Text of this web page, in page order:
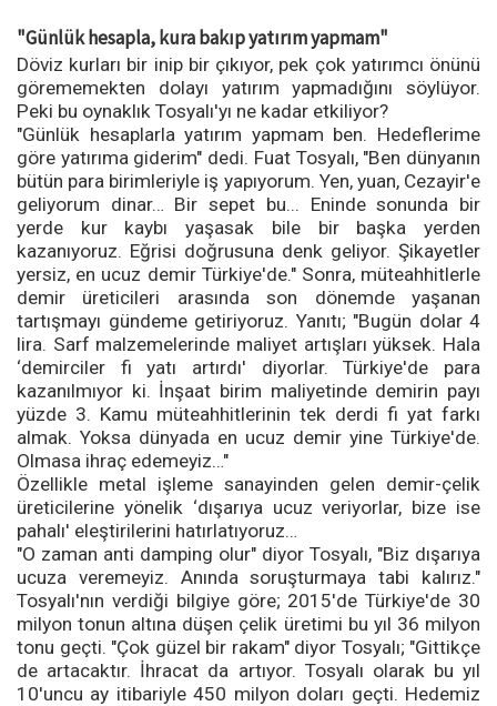
"Günlük hesapla, kura bakıp yatırım yapmam"
Döviz kurları bir inip bir çıkıyor, pek çok yatırımcı önünü
görememekten dolayı yatırım yapmadığını söylüyor.
Peki bu oynaklık Tosyalı'yı ne kadar etkiliyor?
"Günlük hesaplarla yatırım yapmam ben. Hedeflerime
göre yatırıma giderim" dedi. Fuat Tosyalı, "Ben dünyanın
bütün para birimleriyle iş yapıyorum. Yen, yuan, Cezayir'e
geliyorum dinar… Bir sepet bu... Eninde sonunda bir
yerde kur kaybı yaşasak bile bir başka yerden
kazanıyoruz. Eğrisi doğrusuna denk geliyor. Şikayetler
yersiz, en ucuz demir Türkiye'de." Sonra, müteahhitlerle
demir üreticileri arasında son dönemde yaşanan
tartışmayı gündeme getiriyoruz. Yanıtı; "Bugün dolar 4
lira. Sarf malzemelerinde maliyet artışları yüksek. Hala
‘demirciler fi yatı artırdı' diyorlar. Türkiye'de para
kazanılmıyor ki. İnşaat birim maliyetinde demirin payı
yüzde 3. Kamu müteahhitlerinin tek derdi fi yat farkı
almak. Yoksa dünyada en ucuz demir yine Türkiye'de.
Olmasa ihraç edemeyiz…"
Özellikle metal işleme sanayinden gelen demir-çelik
üreticilerine yönelik ‘dışarıya ucuz veriyorlar, bize ise
pahalı' eleştirilerini hatırlatıyoruz…
"O zaman anti damping olur" diyor Tosyalı, "Biz dışarıya
ucuza veremeyiz. Anında soruşturmaya tabi kalırız."
Tosyalı'nın verdiği bilgiye göre; 2015'de Türkiye'de 30
milyon tonun altına düşen çelik üretimi bu yıl 36 milyon
tonu geçti. "Çok güzel bir rakam" diyor Tosyalı; "Gittikçe
de artacaktır. İhracat da artıyor. Tosyalı olarak bu yıl
10'uncu ay itibariyle 450 milyon doları geçti. Hedemiz